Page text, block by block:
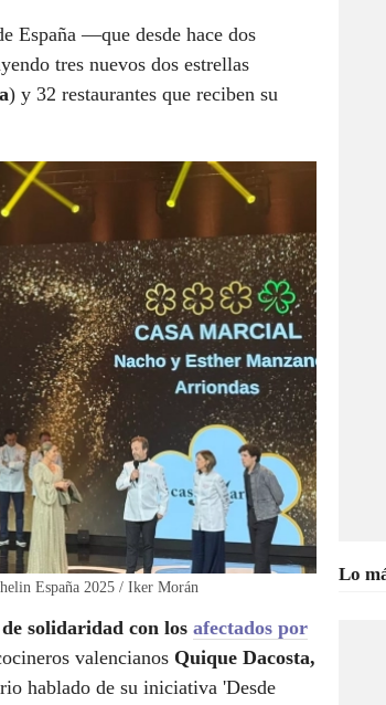
España —que desde hace dos
tres nuevos dos estrellas
) y 32 restaurantes que reciben su
España 2025 / Iker Morán
solidaridad con los afectados por
valencianos Quique Dacosta,
hablado de su iniciativa 'Desde
Lo